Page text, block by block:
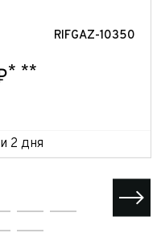
RIFGAZ-10350
* **
2 дня